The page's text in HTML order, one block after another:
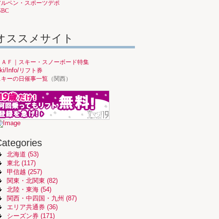
ルペン・スポーツデポ
ススメサイト
ＡＦ｜スキー・スノーボード特集
Info/リフト券
キーの日催事一覧 （関西）
北海道 (53)
東北 (117)
甲信越 (257)
関東・北関東 (82)
北陸・東海 (54)
関西・中四国・九州 (87)
エリア共通券 (36)
シーズン券 (171)